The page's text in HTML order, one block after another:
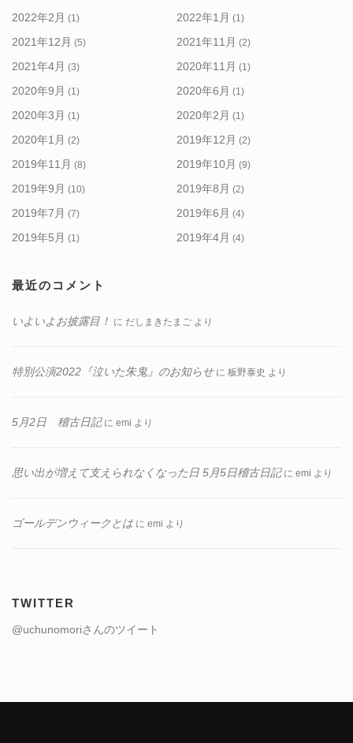
2022年2月 (1) 2022年1月 (1)
2021年12月 (5) 2021年11月 (2)
2021年4月 (3) 2020年11月 (1)
2020年9月 (1) 2020年6月 (1)
2020年3月 (1) 2020年2月 (1)
2020年1月 (2) 2019年12月 (2)
2019年11月 (8) 2019年10月 (9)
2019年9月 (10) 2019年8月 (2)
2019年7月 (7) 2019年6月 (4)
2019年5月 (1) 2019年4月 (4)
最近のコメント
いよいよお披露目！ に だしまきたまご より
特別公演2022『泣いた朱鬼』のお知らせに 板野泰史 より
5月2日 稽古日記に emi より
思い出が増えて支えられなくなった日 5月5日稽古日記に emi より
ゴールデンウィークとはに emi より
TWITTER
@uchunomoriさんのツイート